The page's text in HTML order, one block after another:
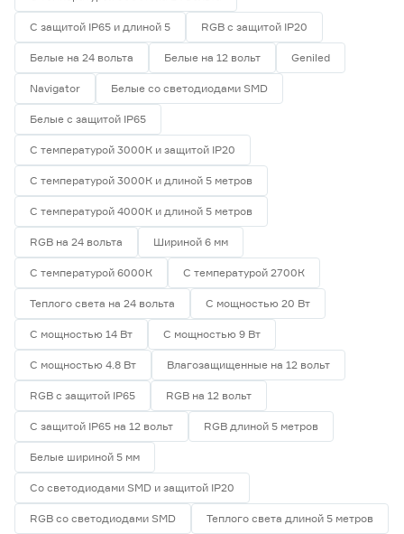
Мощность (Вт/м)
8 12 14,4
5 7
Ещё 11
Индекс цветопередачи (Ra)
70
82 90
Тип светодиода
SMD2835
SMD3535 СОВ
SMD5050
СОВ
Марка
Apeyron
IEK
Navigator
Smartbuy
2
Страна производства
Китай 5
С защитой IP65 и длиной 5 RGB с защитой IP20
Белые на 24 вольта Белые на 12 вольт Geniled
Navigator Белые со светодиодами SMD
Белые с защитой IP65
С температурой 3000К и защитой IP20
С температурой 3000К и длиной 5 метров
С температурой 4000К и длиной 5 метров
RGB на 24 вольта Шириной 6 мм
С температурой 6000К С температурой 2700К
Теплого света на 24 вольта С мощностью 20 Вт
С мощностью 14 Вт С мощностью 9 Вт
С мощностью 4.8 Вт Влагозащищенные на 12 вольт
RGB с защитой IP65 RGB на 12 вольт
С защитой IP65 на 12 вольт RGB длиной 5 метров
Белые шириной 5 мм
Со светодиодами SMD и защитой IP20
RGB со светодиодами SMD Теплого света длиной 5 метров